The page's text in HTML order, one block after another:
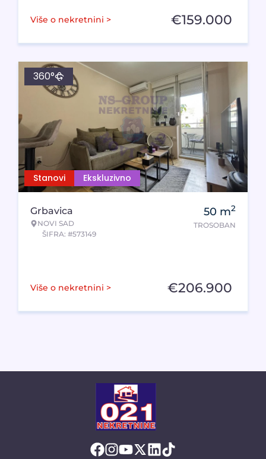
Više o nekretnini > €159.000
Stanovi Ekskluzivno
360°
Grbavica
NOVI SAD
ŠIFRA: #573149
50 m2
TROSOBAN
Više o nekretnini > €206.900